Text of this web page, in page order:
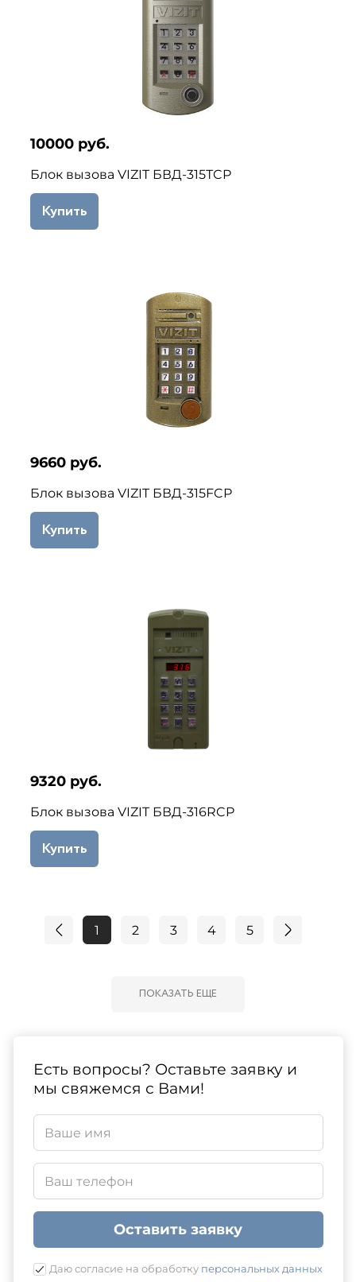
10000 руб.
Блок вызова VIZIT БВД-315ТCP
Купить
9660 руб.
Блок вызова VIZIT БВД-315FCP
Купить
9320 руб.
Блок вызова VIZIT БВД-316RCP
Купить
1 2 3 4 5
ПОКАЗАТЬ ЕЩЕ
Есть вопросы? Оставьте заявку и
мы свяжемся с Вами!
Оставить заявку
Даю согласие на обработку персональных данных